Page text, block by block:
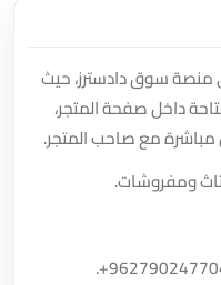
سوق دادسترز، حيث
داخل صفحة المتجر،
مباشرة مع صاحب المتجر.
ومفروشات.
.